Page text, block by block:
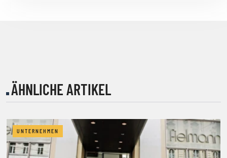
ÄHNLICHE ARTIKEL
UNTERNEHMEN